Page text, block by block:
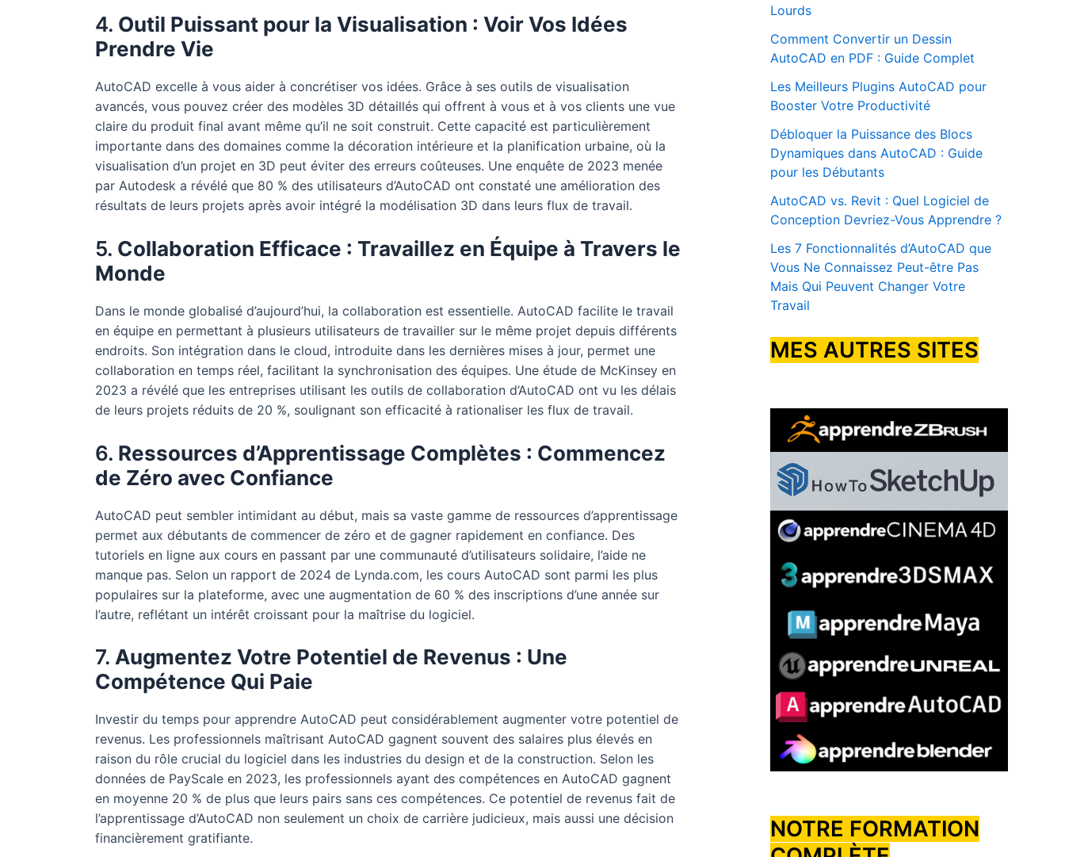
4. Outil Puissant pour la Visualisation : Voir Vos Idées
Prendre Vie
AutoCAD excelle à vous aider à concrétiser vos idées. Grâce à ses outils de visualisation
avancés, vous pouvez créer des modèles 3D détaillés qui offrent à vous et à vos clients une vue
claire du produit final avant même qu’il ne soit construit. Cette capacité est particulièrement
importante dans des domaines comme la décoration intérieure et la planification urbaine, où la
visualisation d’un projet en 3D peut éviter des erreurs coûteuses. Une enquête de 2023 menée
par Autodesk a révélé que 80 % des utilisateurs d’AutoCAD ont constaté une amélioration des
résultats de leurs projets après avoir intégré la modélisation 3D dans leurs flux de travail.
5. Collaboration Efficace : Travaillez en Équipe à Travers le
Monde
Dans le monde globalisé d’aujourd’hui, la collaboration est essentielle. AutoCAD facilite le travail
en équipe en permettant à plusieurs utilisateurs de travailler sur le même projet depuis différents
endroits. Son intégration dans le cloud, introduite dans les dernières mises à jour, permet une
collaboration en temps réel, facilitant la synchronisation des équipes. Une étude de McKinsey en
2023 a révélé que les entreprises utilisant les outils de collaboration d’AutoCAD ont vu les délais
de leurs projets réduits de 20 %, soulignant son efficacité à rationaliser les flux de travail.
6. Ressources d’Apprentissage Complètes : Commencez
de Zéro avec Confiance
AutoCAD peut sembler intimidant au début, mais sa vaste gamme de ressources d’apprentissage
permet aux débutants de commencer de zéro et de gagner rapidement en confiance. Des
tutoriels en ligne aux cours en passant par une communauté d’utilisateurs solidaire, l’aide ne
manque pas. Selon un rapport de 2024 de Lynda.com, les cours AutoCAD sont parmi les plus
populaires sur la plateforme, avec une augmentation de 60 % des inscriptions d’une année sur
l’autre, reflétant un intérêt croissant pour la maîtrise du logiciel.
7. Augmentez Votre Potentiel de Revenus : Une
Compétence Qui Paie
Investir du temps pour apprendre AutoCAD peut considérablement augmenter votre potentiel de
revenus. Les professionnels maîtrisant AutoCAD gagnent souvent des salaires plus élevés en
raison du rôle crucial du logiciel dans les industries du design et de la construction. Selon les
données de PayScale en 2023, les professionnels ayant des compétences en AutoCAD gagnent
en moyenne 20 % de plus que leurs pairs sans ces compétences. Ce potentiel de revenus fait de
l’apprentissage d’AutoCAD non seulement un choix de carrière judicieux, mais aussi une décision
financièrement gratifiante.
Lourds
Comment Convertir un Dessin
AutoCAD en PDF : Guide Complet
Les Meilleurs Plugins AutoCAD pour
Booster Votre Productivité
Débloquer la Puissance des Blocs
Dynamiques dans AutoCAD : Guide
pour les Débutants
AutoCAD vs. Revit : Quel Logiciel de
Conception Devriez-Vous Apprendre ?
Les 7 Fonctionnalités d’AutoCAD que
Vous Ne Connaissez Peut-être Pas
Mais Qui Peuvent Changer Votre
Travail
MES AUTRES SITES
NOTRE FORMATION